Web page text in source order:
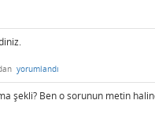
yorumlandı
şekli? Ben o sorunun metin